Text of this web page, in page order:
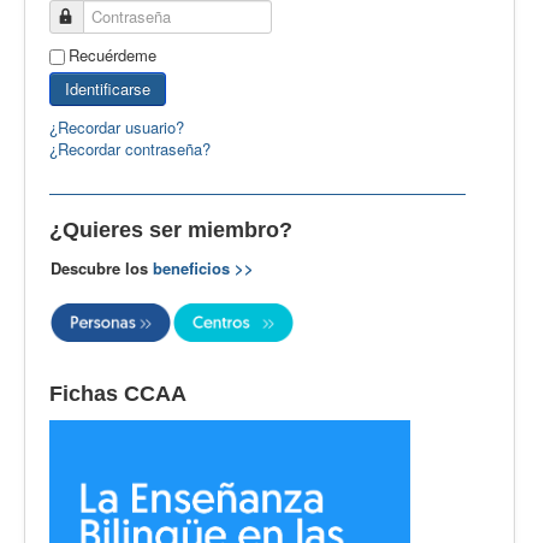
Calidad
Artículos
Recursos
Observatorio EB
CIEB
Contacto
Contraseña
Recuérdeme
Identificarse
¿Recordar usuario?
¿Recordar contraseña?
¿Quieres ser miembro?
Descubre los beneficios >>
Fichas CCAA